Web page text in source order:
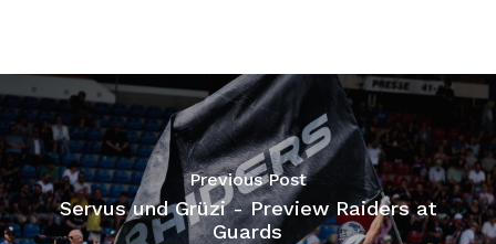
Previous Post
Servus und Grüzi - Preview Raiders at
Guards